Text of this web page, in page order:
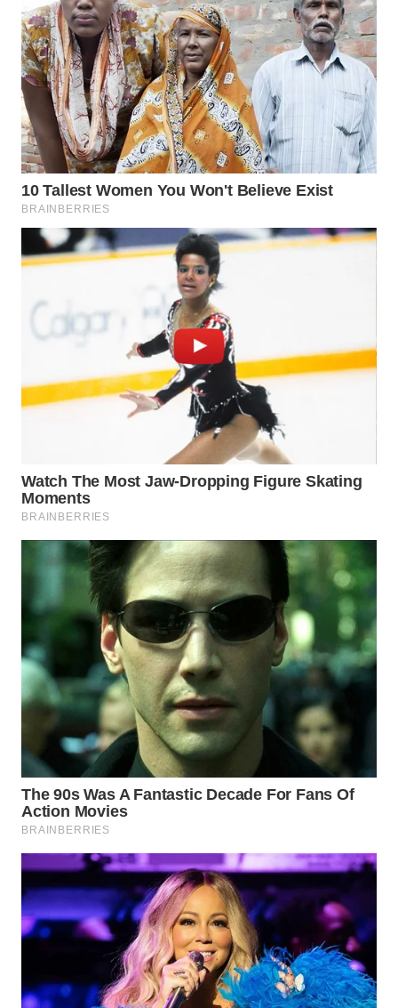
WN
SIMALUNGUN
WN
LABUHANBATU
WN
TAPANULI
TENGAH
SERDANG
TEBING
PAKPAK
WN
BEKASI
WN
DEPOK
WN
TAPANULI
UTARA
WN
SAMOSIR
WN
PADANG
LAWAS
WN
WN